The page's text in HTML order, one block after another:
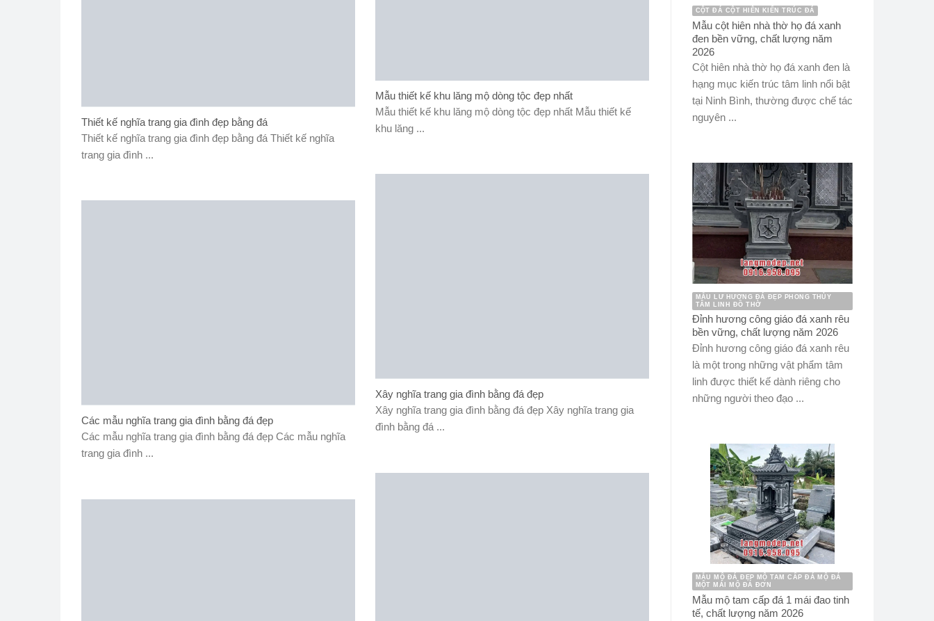
Mẫu thiết kế khu lăng mộ dòng tộc đẹp nhất
Mẫu thiết kế khu lăng mộ dòng tộc đẹp nhất Mẫu thiết kế
khu lăng ...
Thiết kế nghĩa trang gia đình đẹp bằng đá
Thiết kế nghĩa trang gia đình đẹp bằng đá Thiết kế nghĩa
trang gia đình ...
Xây nghĩa trang gia đình bằng đá đẹp
Xây nghĩa trang gia đình bằng đá đẹp Xây nghĩa trang gia
đình bằng đá ...
Các mẫu nghĩa trang gia đình bằng đá đẹp
Các mẫu nghĩa trang gia đình bằng đá đẹp Các mẫu nghĩa
trang gia đình ...
CỘT ĐÁ CỘT HIÊN KIẾN TRÚC ĐÁ
Mẫu cột hiên nhà thờ họ đá xanh
đen bền vững, chất lượng năm
2026
Cột hiên nhà thờ họ đá xanh đen là
hạng mục kiến trúc tâm linh nổi bật
tại Ninh Bình, thường được chế tác
nguyên ...
MẪU LƯ HƯƠNG ĐÁ ĐẸP PHONG THỦY
TÂM LINH ĐỒ THỜ
Đỉnh hương công giáo đá xanh rêu
bền vững, chất lượng năm 2026
Đỉnh hương công giáo đá xanh rêu
là một trong những vật phẩm tâm
linh được thiết kế dành riêng cho
những người theo đạo ...
MẪU MỘ ĐÁ ĐẸP MỘ TAM CẤP ĐÁ MỘ ĐÁ
MỘT MÁI MỘ ĐÁ ĐƠN
Mẫu mộ tam cấp đá 1 mái đao tinh
tế, chất lượng năm 2026